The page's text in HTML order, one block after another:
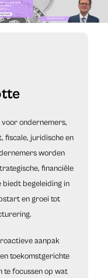
ondernemers,
fiscale, juridische en
worden
financiële
biedt begeleiding in
en groei tot
aanpak
toekomstgerichte
te focussen op wat